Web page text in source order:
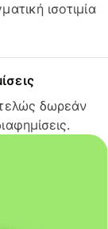
ισοτιμία
δωρεάν